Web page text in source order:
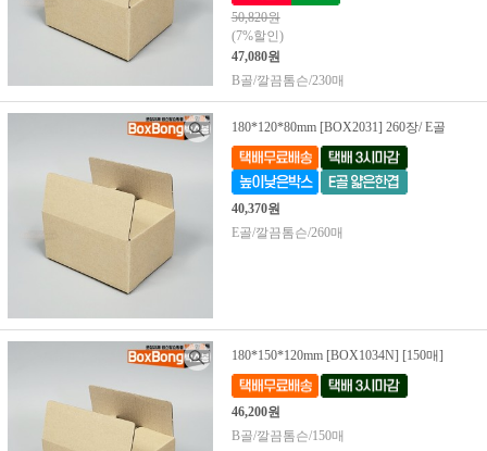
50,820원
(7%할인)
47,080원
B골/깔끔톰슨/230매
180*120*80mm [BOX2031] 260장/ E골
40,370원
E골/깔끔톰슨/260매
180*150*120mm [BOX1034N] [150매]
46,200원
B골/깔끔톰슨/150매